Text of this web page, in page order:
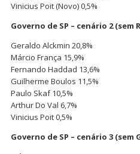
Vinicius Poit (Novo) 0,5%
Governo de SP – cenário 2 (sem
Geraldo Alckmin 20,8%
Márcio França 15,9%
Fernando Haddad 13,6%
Guilherme Boulos 11,5%
Paulo Skaf 10,5%
Arthur Do Val 6,7%
Vinicius Poit 0,5%
Governo de SP – cenário 3 (sem